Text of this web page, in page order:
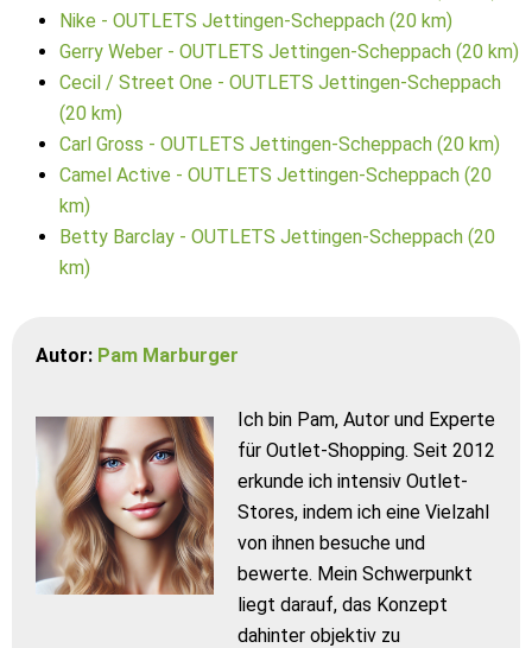
Nike - OUTLETS Jettingen-Scheppach (20 km)
Gerry Weber - OUTLETS Jettingen-Scheppach (20 km)
Cecil / Street One - OUTLETS Jettingen-Scheppach
(20 km)
Carl Gross - OUTLETS Jettingen-Scheppach (20 km)
Camel Active - OUTLETS Jettingen-Scheppach (20
km)
Betty Barclay - OUTLETS Jettingen-Scheppach (20
km)
Autor: Pam Marburger
Ich bin Pam, Autor und Experte
für Outlet-Shopping. Seit 2012
erkunde ich intensiv Outlet-
Stores, indem ich eine Vielzahl
von ihnen besuche und
bewerte. Mein Schwerpunkt
liegt darauf, das Konzept
dahinter objektiv zu